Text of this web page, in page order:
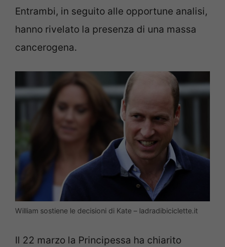
Entrambi, in seguito alle opportune analisi,
hanno rivelato la presenza di una massa
cancerogena.
William sostiene le decisioni di Kate – ladradibiciclette.it
Il 22 marzo la Principessa ha chiarito